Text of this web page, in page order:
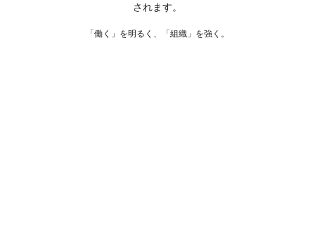
されます。
「働く」を明るく、「組織」を強く。